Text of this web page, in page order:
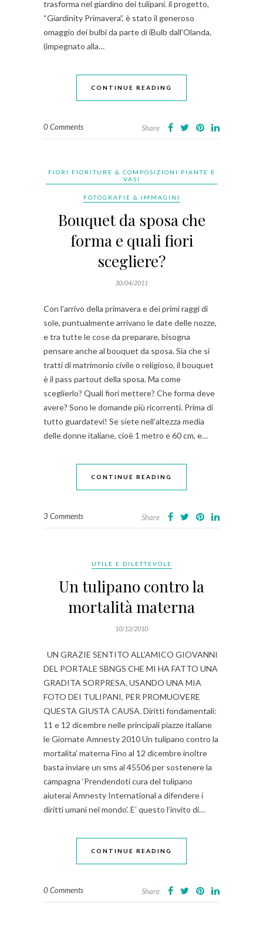
trasforma nel giardino dei tulipani. il progetto,
“Giardinity Primavera”, è stato il generoso
omaggio dei bulbi da parte di iBulb dall’Olanda,
(impegnato alla…
CONTINUE READING
0 Comments Share
FIORI FIORITURE & COMPOSIZIONI PIANTE E
VASI
FOTOGRAFIE & IMMAGINI
Bouquet da sposa che
forma e quali fiori
scegliere?
30/04/2011
Con l’arrivo della primavera e dei primi raggi di
sole, puntualmente arrivano le date delle nozze,
e tra tutte le cose da preparare, bisogna
pensare anche al bouquet da sposa. Sia che si
tratti di matrimonio civile o religioso, il bouquet
è il pass partout della sposa. Ma come
sceglierlo? Quali fiori mettere? Che forma deve
avere? Sono le domande più ricorrenti. Prima di
tutto guardatevi! Se siete nell’altezza media
delle donne italiane, cioè 1 metro e 60 cm, e…
CONTINUE READING
3 Comments Share
UTILE E DILETTEVOLE
Un tulipano contro la
mortalità materna
10/12/2010
UN GRAZIE SENTITO ALL’AMICO GIOVANNI
DEL PORTALE SBNGS CHE MI HA FATTO UNA
GRADITA SORPRESA, USANDO UNA MIA
FOTO DEI TULIPANI, PER PROMUOVERE
QUESTA GIUSTA CAUSA. Diritti fondamentali:
11 e 12 dicembre nelle principali piazze italiane
le Giornate Amnesty 2010 Un tulipano contro la
mortalita’ materna Fino al 12 dicembre inoltre
basta inviare un sms al 45506 per sostenere la
campagna ‘Prendendoti cura del tulipano
aiuterai Amnesty International a difendere i
diritti umani nel mondo’. E’ questo l’invito di…
CONTINUE READING
0 Comments Share